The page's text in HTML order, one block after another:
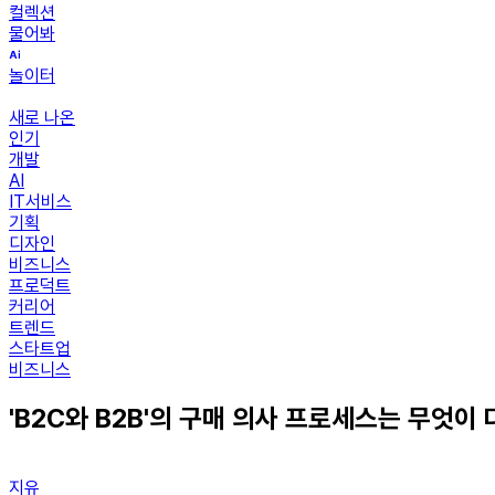
컬렉션
물어봐
놀이터
새로 나온
인기
개발
AI
IT서비스
기획
디자인
비즈니스
프로덕트
커리어
트렌드
스타트업
비즈니스
'B2C와 B2B'의 구매 의사 프로세스는 무엇이
지유